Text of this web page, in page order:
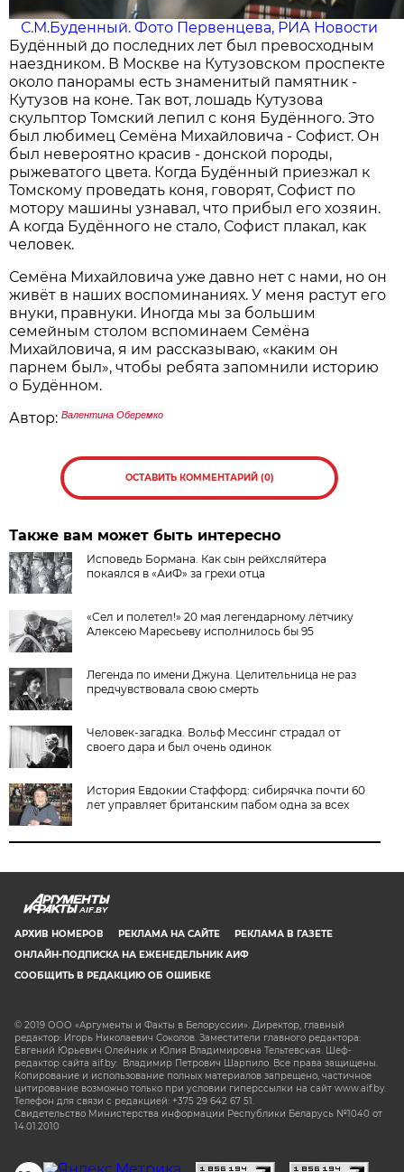
С.М.Буденный. Фото Первенцева, РИА Новости
Будённый до последних лет был превосходным
наездником. В Москве на Кутузовском проспекте
около панорамы есть знаменитый памятник -
Кутузов на коне. Так вот, лошадь Кутузова
скульптор Томский лепил с коня Будённого. Это
был любимец Семёна Михайловича - Софист. Он
был невероятно красив - донской породы,
рыжеватого цвета. Когда Будённый приезжал к
Том­скому проведать коня, говорят, Софист по
мотору машины узнавал, что прибыл его хозяин.
А когда Будённого не стало, Софист плакал, как
человек.
Семёна Михайловича уже давно нет с нами, но он
живёт в наших воспоминаниях. У меня растут его
внуки, правнуки. Иногда мы за большим
семейным столом вспоминаем Семёна
Михайловича, я им рассказываю, «каким он
парнем был», чтобы ребята запомнили историю
о Будённом.
Автор:Валентина Оберемко
ОСТАВИТЬ КОММЕНТАРИЙ (0)
Также вам может быть интересно
Исповедь Бормана. Как сын рейхсляйтера
покаялся в «АиФ» за грехи отца
«Сел и полетел!» 20 мая легендарному лётчику
Алексею Маресьеву исполнилось бы 95
Легенда по имени Джуна. Целительница не раз
предчувствовала свою смерть
Человек-загадка. Вольф Мессинг страдал от
своего дара и был очень одинок
История Евдокии Стаффорд: сибирячка почти 60
лет управляет британским пабом одна за всех
AIF.BY
АРХИВ НОМЕРОВ РЕКЛАМА НА САЙТЕ
РЕКЛАМА В ГАЗЕТЕ
ОНЛАЙН-ПОДПИСКА НА ЕЖЕНЕДЕЛЬНИК АИФ
СООБЩИТЬ В РЕДАКЦИЮ ОБ ОШИБКЕ
© 2019 ООО «Аргументы и Факты в Белоруссии». Директор, главный
редактор: Игорь Николаевич Соколов. Заместители главного редактора:
Евгений Юрьевич Олейник и Юлия Владимировна Тельтевская. Шеф-
редактор сайта aif.by: Владимир Петрович Шарпило. Все права защищены.
Копирование и использование полных материалов запрещено, частичное
цитирование возможно только при условии гиперссылки на сайт www.aif.by.
Телефон для связи с редакцией: +375 29 642 67 51.
Свидетельство Министерства информации Республики Беларусь №1040 от
14.01.2010